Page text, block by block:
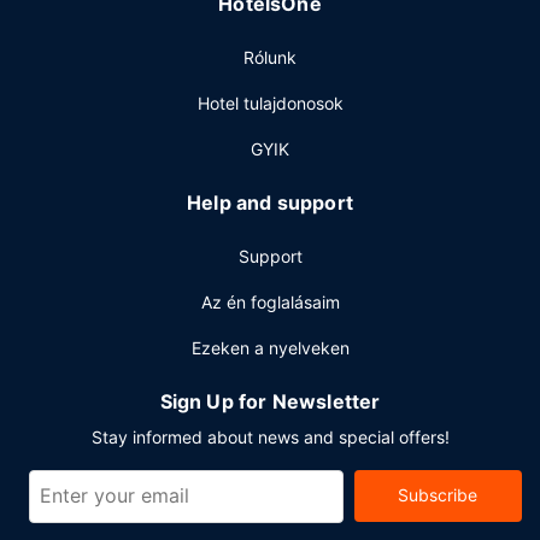
lévő snack bár/delikát választékából is.
vegytisztítási/ruhatisztítási szolgáltatások és 24 órában
nyitva tartó recepció is igénybe vehető. Sausalito
8000 négyzetláb (743 négyzetméter) konferenciatér és 6
tárgyalótermek céljára fenntartott területtel rendelkezik.
(felár ellenében) biztosított a helyszínen.
Rólunk
Hotel tulajdonosok
GYIK
Help and support
Support
Az én foglalásaim
Ezeken a nyelveken
Sign Up for Newsletter
Stay informed about news and special offers!
Subscribe